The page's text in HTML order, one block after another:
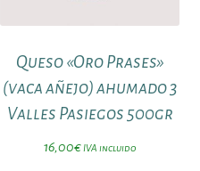
Queso «Oro Prases»
(vaca añejo) ahumado 3
Valles Pasiegos 500gr
16,00€ IVA incluido